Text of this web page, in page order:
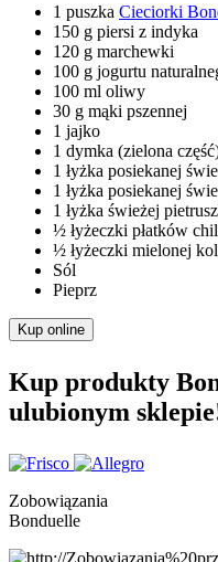
1 puszka Cieciorki
150 g piersi z indyka
120 g marchewki
100 g jogurtu
100 ml oliwy
30 g mąki pszennej
1 jajko
1 dymka (zielona
1 łyżka posiekanej
1 łyżka posiekanej
1 łyżka świeżej
½ łyżeczki płatków
½ łyżeczki mielonej
Sól
Pieprz
Kup online
Kup produkty
ulubionym
Zobowiązania
Bonduelle